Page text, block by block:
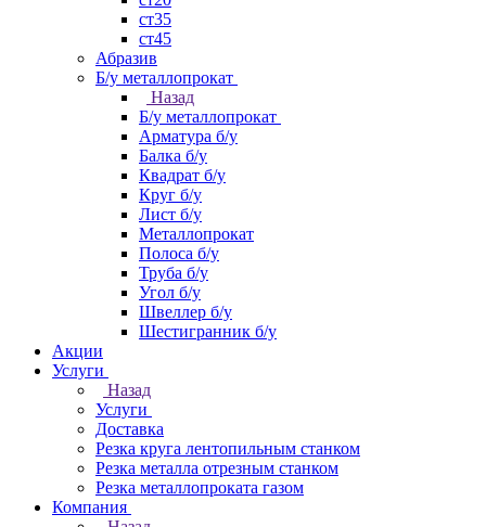
ст35
ст45
Абразив
Б/у металлопрокат
Назад
Б/у металлопрокат
Арматура б/у
Балка б/у
Квадрат б/у
Круг б/у
Лист б/у
Металлопрокат
Полоса б/у
Труба б/у
Угол б/у
Швеллер б/у
Шестигранник б/у
Акции
Услуги
Назад
Услуги
Доставка
Резка круга лентопильным станком
Резка металла отрезным станком
Резка металлопроката газом
Компания